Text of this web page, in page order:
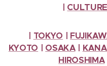
CULTURE
TOKYO
KYOTO
OSAKA|
HIROSHIMA